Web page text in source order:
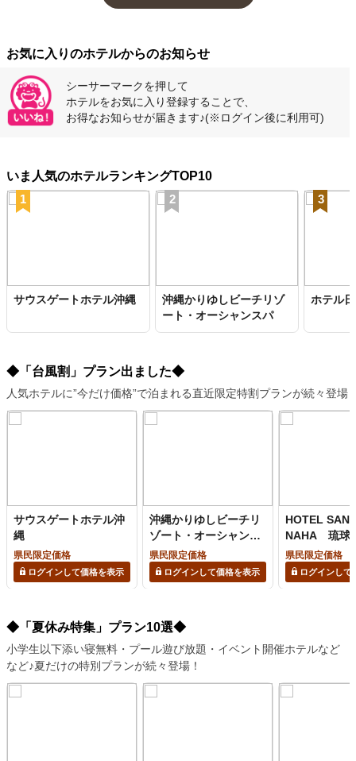
お気に入りのホテルからのお知らせ
シーサーマークを押して
ホテルをお気に入り登録することで、
お得なお知らせが届きます♪(※ログイン後に利用可)
いま人気のホテルランキングTOP10
1
サウスゲートホテル沖縄
2
沖縄かりゆしビーチリゾ
ート・オーシャンスパ
3
ホテル
◆「台風割」プラン出ました◆
人気ホテルに”今だけ価格”で泊まれる直近限定特割プランが続々登場
サウスゲートホテル沖
縄
県民限定価格
ログインして価格を表示
沖縄かりゆしビーチリ
ゾート・オーシャンス
パ
県民限定価格
ログインして価格を表示
HOTEL
NAHA 琉球
上の湯
県民限定価格
ログインして
◆「夏休み特集」プラン10選◆
小学生以下添い寝無料・プール遊び放題・イベント開催ホテルなど
など♪夏だけの特別プランが続々登場！